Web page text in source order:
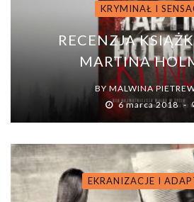
KRYMINAŁ I
RECENZJA
MARTINA
BYMALWINA
6 marca 2018
EKRANIZACJE I